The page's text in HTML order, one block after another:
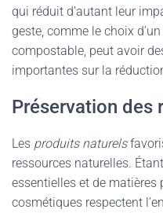
qui réduit d’autant leur
geste, comme le choix
compostable, peut avoir
importantes sur la
Préservation des
Les produits naturels
ressources naturelles.
essentielles et de matières
cosmétiques respectent